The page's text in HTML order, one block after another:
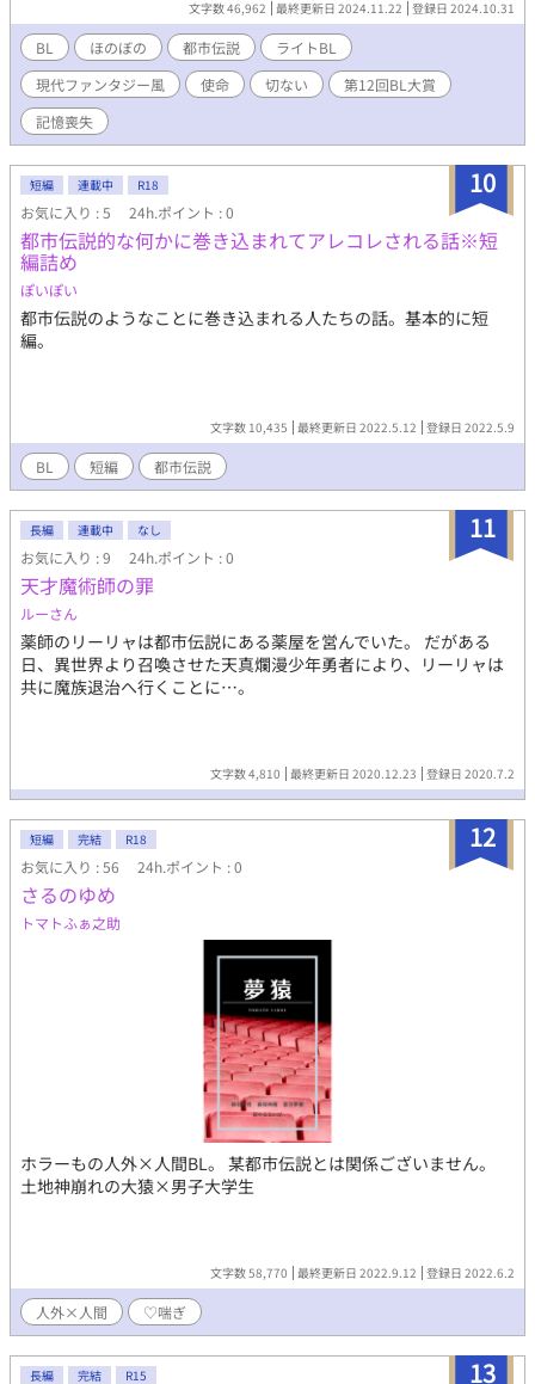
文字数 46,962 最終更新日 2024.11.22 登録日 2024.10.31
BL ほのぼの 都市伝説
ライトBL
現代ファンタジー風
使命 切ない
第12回BL大賞
記憶喪失
10
短編 連載中 R18
お気に入り : 5 24h.ポイント : 0
都市伝説的な何かに巻き込まれてアレコレされる話※短
編詰め
ぽいぽい
都市伝説のようなことに巻き込まれる人たちの話。基本的に短
編。
文字数 10,435 最終更新日 2022.5.12 登録日 2022.5.9
BL 短編 都市伝説
11
長編 連載中 なし
お気に入り : 9 24h.ポイント : 0
天才魔術師の罪
ルーさん
薬師のリーリャは都市伝説にある薬屋を営んでいた。 だがある
日、異世界より召喚させた天真爛漫少年勇者により、リーリャは
共に魔族退治へ行くことに…。
文字数 4,810 最終更新日 2020.12.23 登録日 2020.7.2
12
短編 完結 R18
お気に入り : 56 24h.ポイント : 0
さるのゆめ
トマトふぁ之助
ホラーもの人外×人間BL。 某都市伝説とは関係ございません。
土地神崩れの大猿×男子大学生
文字数 58,770 最終更新日 2022.9.12 登録日 2022.6.2
人外×人間 ♡喘ぎ
13
長編 完結 R15